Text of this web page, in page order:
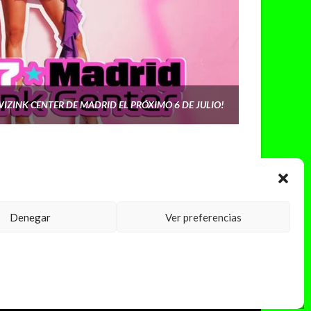
Denegar Ver preferencias
CENTER DE MADRID EL PRÓXIMO 6 DE JULIO!